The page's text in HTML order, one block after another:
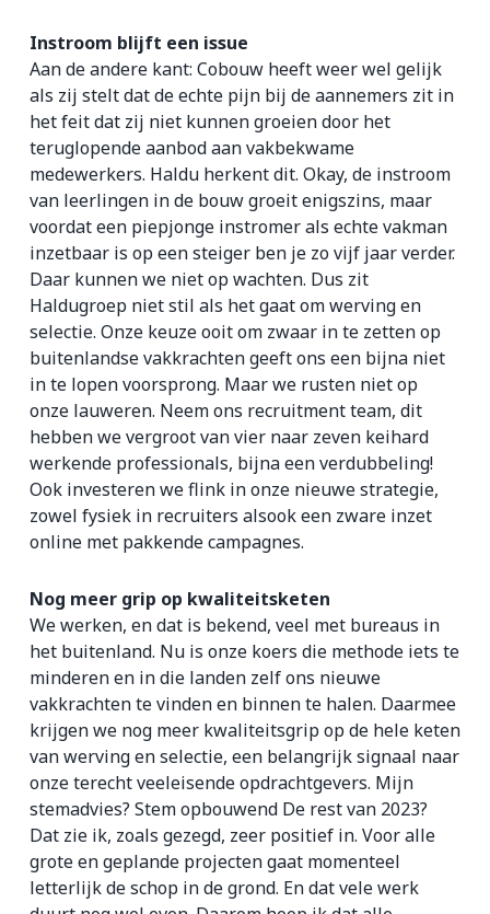
Instroom blijft een issue
Aan de andere kant: Cobouw heeft weer wel gelijk
als zij stelt dat de echte pijn bij de aannemers zit in
het feit dat zij niet kunnen groeien door het
teruglopende aanbod aan vakbekwame
medewerkers. Haldu herkent dit. Okay, de instroom
van leerlingen in de bouw groeit enigszins, maar
voordat een piepjonge instromer als echte vakman
inzetbaar is op een steiger ben je zo vijf jaar verder.
Daar kunnen we niet op wachten. Dus zit
Haldugroep niet stil als het gaat om werving en
selectie. Onze keuze ooit om zwaar in te zetten op
buitenlandse vakkrachten geeft ons een bijna niet
in te lopen voorsprong. Maar we rusten niet op
onze lauweren. Neem ons recruitment team, dit
hebben we vergroot van vier naar zeven keihard
werkende professionals, bijna een verdubbeling!
Ook investeren we flink in onze nieuwe strategie,
zowel fysiek in recruiters alsook een zware inzet
online met pakkende campagnes.
Nog meer grip op kwaliteitsketen
We werken, en dat is bekend, veel met bureaus in
het buitenland. Nu is onze koers die methode iets te
minderen en in die landen zelf ons nieuwe
vakkrachten te vinden en binnen te halen. Daarmee
krijgen we nog meer kwaliteitsgrip op de hele keten
van werving en selectie, een belangrijk signaal naar
onze terecht veeleisende opdrachtgevers. Mijn
stemadvies? Stem opbouwend De rest van 2023?
Dat zie ik, zoals gezegd, zeer positief in. Voor alle
grote en geplande projecten gaat momenteel
letterlijk de schop in de grond. En dat vele werk